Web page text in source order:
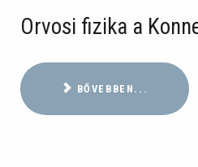
Orvosi fizika a
BŐVEBBEN...